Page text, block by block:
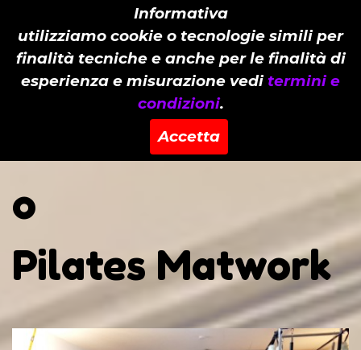
Informativa
utilizziamo cookie o tecnologie simili per
finalità tecniche e anche per le finalità di
esperienza e misurazione veditermini e
condizioni.
Accetta
Personal Pilates
o
Pilates Matwork